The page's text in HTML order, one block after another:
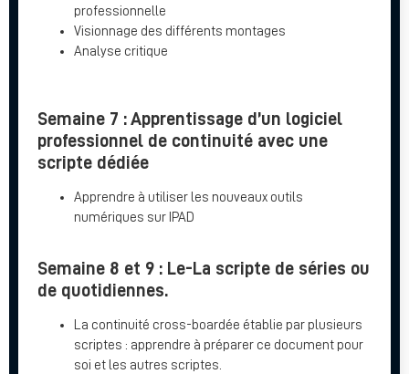
professionnelle
Visionnage des différents montages
Analyse critique
Semaine 7 : Apprentissage d’un logiciel
professionnel de continuité avec une
scripte dédiée
Apprendre à utiliser les nouveaux outils
numériques sur IPAD
Semaine 8 et 9 : Le-La scripte de séries ou
de quotidiennes.
La continuité cross-boardée établie par plusieurs
scriptes : apprendre à préparer ce document pour
soi et les autres scriptes.